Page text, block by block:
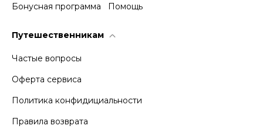
Бонусная программа
Помощь
Путешественникам
Частые вопросы
Оферта сервиса
Политика конфидициальности
Правила возврата